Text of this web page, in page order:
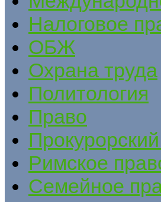
Налоговое
ОБЖ
Охрана труда
Политология
Право
Римское
Семейное